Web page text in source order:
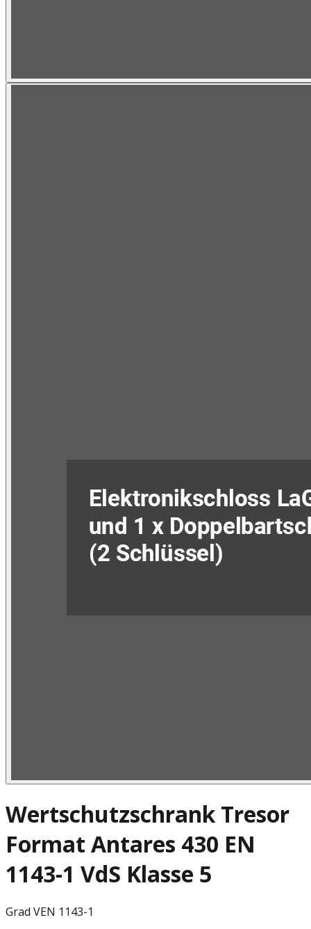
Wertschutzschrank Tresor
Format Antares 430 EN
1143-1 VdS Klasse 5
Grad VEN 1143-1